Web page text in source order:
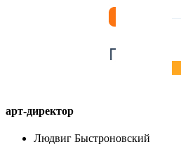
арт-директор
Людвиг Быстроновский